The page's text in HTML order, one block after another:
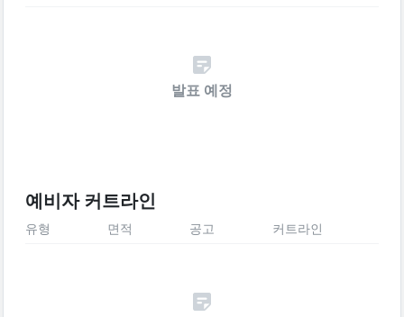
발표 예정
예비자 커트라인
유형 면적 공고 커트라인